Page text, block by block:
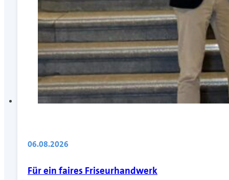
06.08.2026
Für ein faires Friseurhandwerk